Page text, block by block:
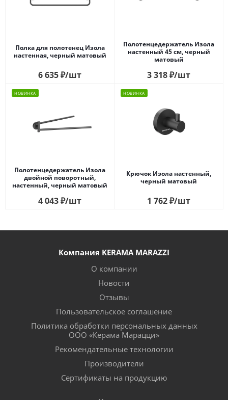
Полка для полотенец Изола
настенная, черный матовый
6 635₽/шт
Полотенцедержатель Изола
настенный 45 см, черный
матовый
3 318₽/шт
НОВИНКА
Полотенцедержатель Изола
двойной поворотный,
настенный, черный матовый
4 043₽/шт
НОВИНКА
Крючок Изола настенный,
черный матовый
1 762₽/шт
Компания KERAMA MARAZZI
О компании
Новости
Отзывы
Пользовательское соглашение
Политика обработки персональных данных
ООО «Керама Марацци»
Рекомендательные технологии
Производители
Сертификаты на продукцию